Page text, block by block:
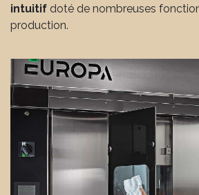
intuitif doté de nombreuses
production.